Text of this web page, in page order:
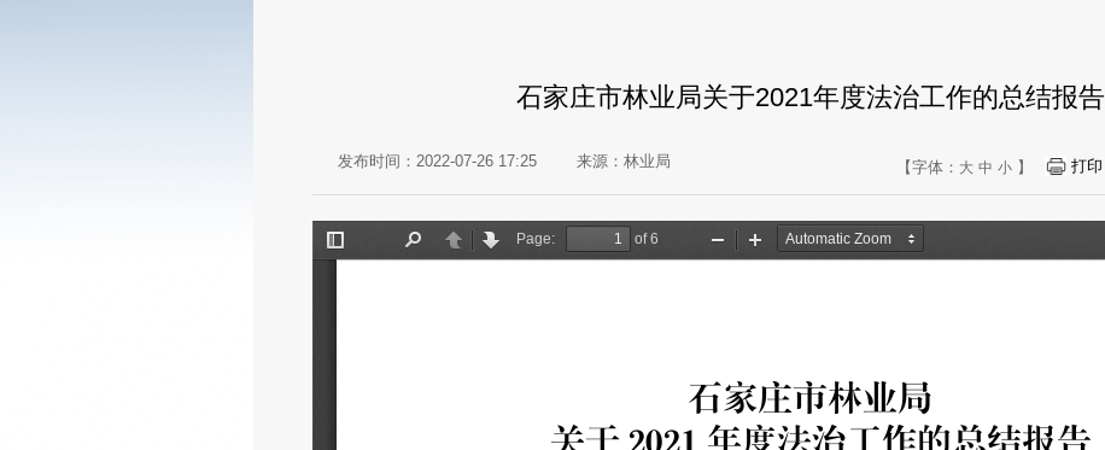
石家庄市林业局关于2021年度法治工作的总结报告
发布时间：2022-07-26 17:25 来源：林业局 【字体： 大 中 小】 打印